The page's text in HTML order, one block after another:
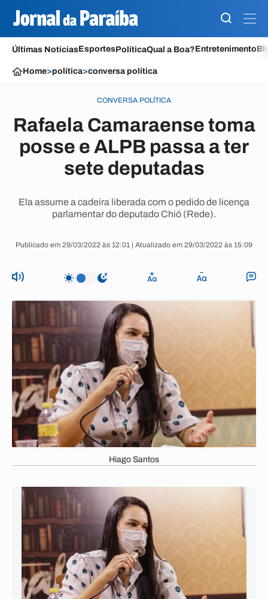
Últimas NotíciasEsportesPolíticaQual a Boa?Entretenimento
Home>política>conversa política
CONVERSA POLÍTICA
Rafaela Camaraense toma
posse e ALPB passa a ter
sete deputadas
Ela assume a cadeira liberada com o pedido de licença
parlamentar do deputado Chió (Rede).
Publicado em 29/03/2022 às 12:01 | Atualizado em 29/03/2022 às 15:09
Hiago Santos